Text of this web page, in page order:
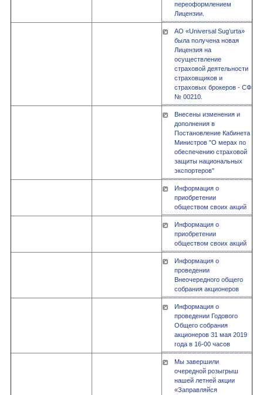
переоформлением
Лицензии.
АО «Univеrsal Sug’urta»
была получена новая
Лицензия на
осуществление
страховой деятельности
страховщиков и
страховых брокеров - СФ
№ 00210.
Внесены изменения и
дополнения в
Постановление Кабинета
Министров "О мерах по
обеспечению страховой
защиты национальных
экспортеров"
Информация о
приобретении
обществом своих акций
Информация о
приобретении
обществом своих акций
Информация о
проведении
Внеочередного общего
собрания акционеров
Информация о
проведении Годового
Общего собрания
акционеров 31 мая 2019
года в 16-00 часов
Мы завершили
очередной розыгрыш
нашей летней акции
«Заправляйся